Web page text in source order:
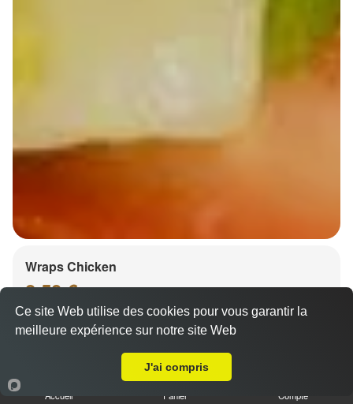
Wraps Chicken
8.50 €
Accueil Panier Compte
Ce site Web utilise des cookies pour vous garantir la
meilleure expérience sur notre site Web
J'ai compris